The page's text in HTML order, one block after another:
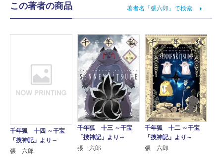
この著者の商品 著者名「張六郎」で検索
千年狐 十四 ～干宝
「捜神記」より～
張 六郎
千年狐 十三 ～干宝
「捜神記」より～
張 六郎
千年狐 十二 ～干宝
「捜神記」より～
張 六郎